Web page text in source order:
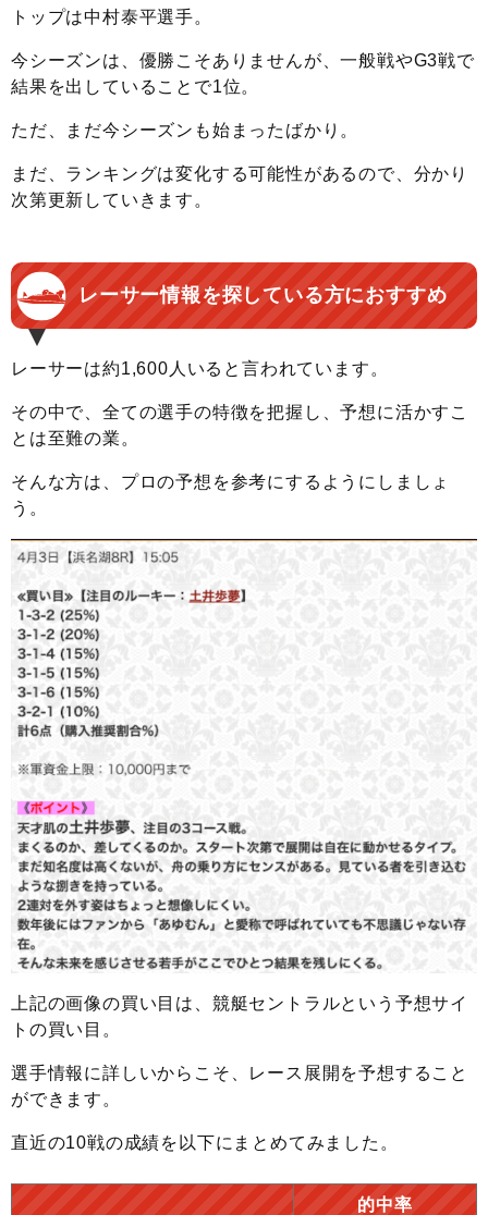
トップは中村泰平選手。
今シーズンは、優勝こそありませんが、一般戦やG3戦で
結果を出していることで1位。
ただ、まだ今シーズンも始まったばかり。
まだ、ランキングは変化する可能性があるので、分かり
次第更新していきます。
レーサー情報を探している方におすすめ
レーサーは約1,600人いると言われています。
その中で、全ての選手の特徴を把握し、予想に活かすこ
とは至難の業。
そんな方は、プロの予想を参考にするようにしましょ
う。
上記の画像の買い目は、競艇セントラルという予想サイ
トの買い目。
選手情報に詳しいからこそ、レース展開を予想すること
ができます。
直近の10戦の成績を以下にまとめてみました。
的中率